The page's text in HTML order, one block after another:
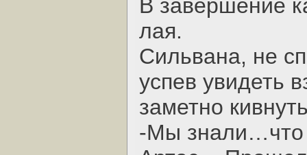
В завершение
лая.
Сильвана, не
успев увидеть
заметно
-Мы знали…что